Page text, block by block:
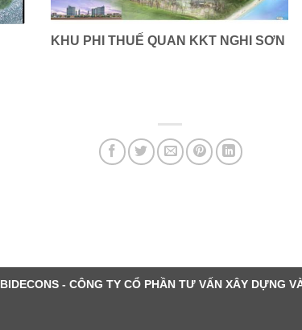
KHU PHI THUẾ QUAN KKT NGHI SƠN
BIDECONS - CÔNG TY CỔ PHẦN TƯ VẤN XÂY DỰNG